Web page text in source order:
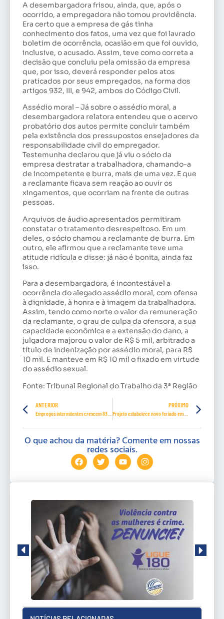
A desembargadora frisou, ainda, que, após o
ocorrido, a empregadora não tomou providência.
Era certo que a empresa de gás tinha
conhecimento dos fatos, uma vez que foi lavrado
boletim de ocorrência, ocasião em que foi ouvido,
inclusive, o acusado. Assim, teve como correta a
decisão que concluiu pela omissão da empresa
que, por isso, deverá responder pelos atos
praticados por seus empregados, na forma dos
artigos 932, III, e 942, ambos do Código Civil.
Assédio moral – Já sobre o assédio moral, a
desembargadora relatora entendeu que o acervo
probatório dos autos permite concluir também
pela existência dos pressupostos ensejadores da
responsabilidade civil do empregador.
Testemunha declarou que já viu o sócio da
empresa destratar a trabalhadora, chamando-a
de incompetente e burra, mais de uma vez. E que
a reclamante ficava sem reação ao ouvir os
xingamentos, que ocorriam na frente de outras
pessoas.
Arquivos de áudio apresentados permitiram
constatar o tratamento desrespeitoso. Em um
deles, o sócio chamou a reclamante de burra. Em
outro, ele afirmou que a reclamante teve uma
atitude ridícula e disse: já não é bonita, ainda faz
isso.
Para a desembargadora, é incontestável a
ocorrência do alegado assédio moral, com ofensa
à dignidade, à honra e à imagem da trabalhadora.
Assim, tendo como norte o valor da remuneração
da reclamante, o grau de culpa da ofensora, a sua
capacidade econômica e a extensão do dano, a
julgadora majorou o valor de R$ 5 mil, arbitrado a
título de indenização por assédio moral, para R$
10 mil. E manteve em R$ 10 mil o fixado em virtude
do assédio sexual.
Fonte: Tribunal Regional do Trabalho da 3ª Região
ANTERIOR PRÓXIMO
O que achou da matéria? Comente em nossas
redes sociais.